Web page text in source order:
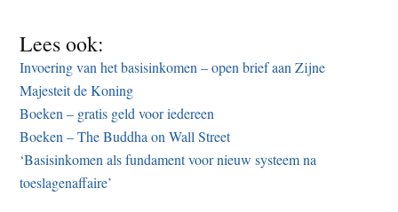
Lees ook:
Invoering van het basisinkomen – open brief aan Zijne
Majesteit de Koning
Boeken – gratis geld voor iedereen
Boeken – The Buddha on Wall Street
‘Basisinkomen als fundament voor nieuw systeem na
toeslagenaffaire’